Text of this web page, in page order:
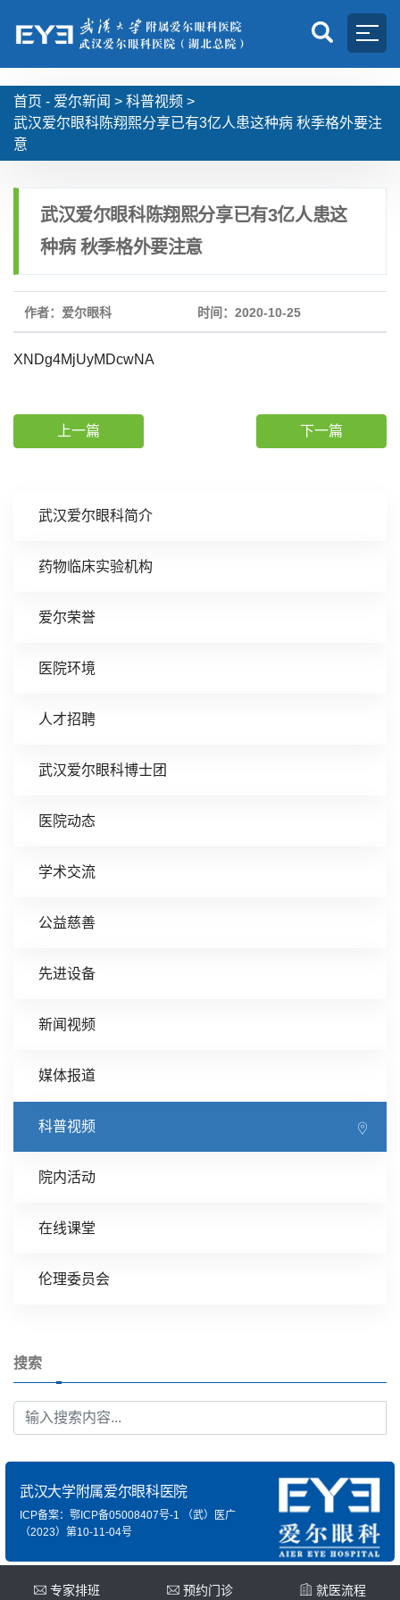
首页 - 爱尔新闻 > 科普视频 >
武汉爱尔眼科陈翔熙分享已有3亿人患这种病 秋季格外要注
意
武汉爱尔眼科简介
药物临床实验机构
爱尔荣誉
医院环境
人才招聘
武汉爱尔眼科博士团
医院动态
学术交流
公益慈善
先进设备
新闻视频
媒体报道
科普视频
院内活动
在线课堂
伦理委员会
搜索
武汉爱尔眼科陈翔熙分享已有3亿人患这
种病 秋季格外要注意
作者：爱尔眼科 时间：2020-10-25
XNDg4MjUyMDcwNA
上一篇 下一篇
武汉大学附属爱尔眼科医院
ICP备案：鄂ICP备05008407号-1 （武）医广
（2023）第10-11-04号
专家排班 预约门诊 就医流程